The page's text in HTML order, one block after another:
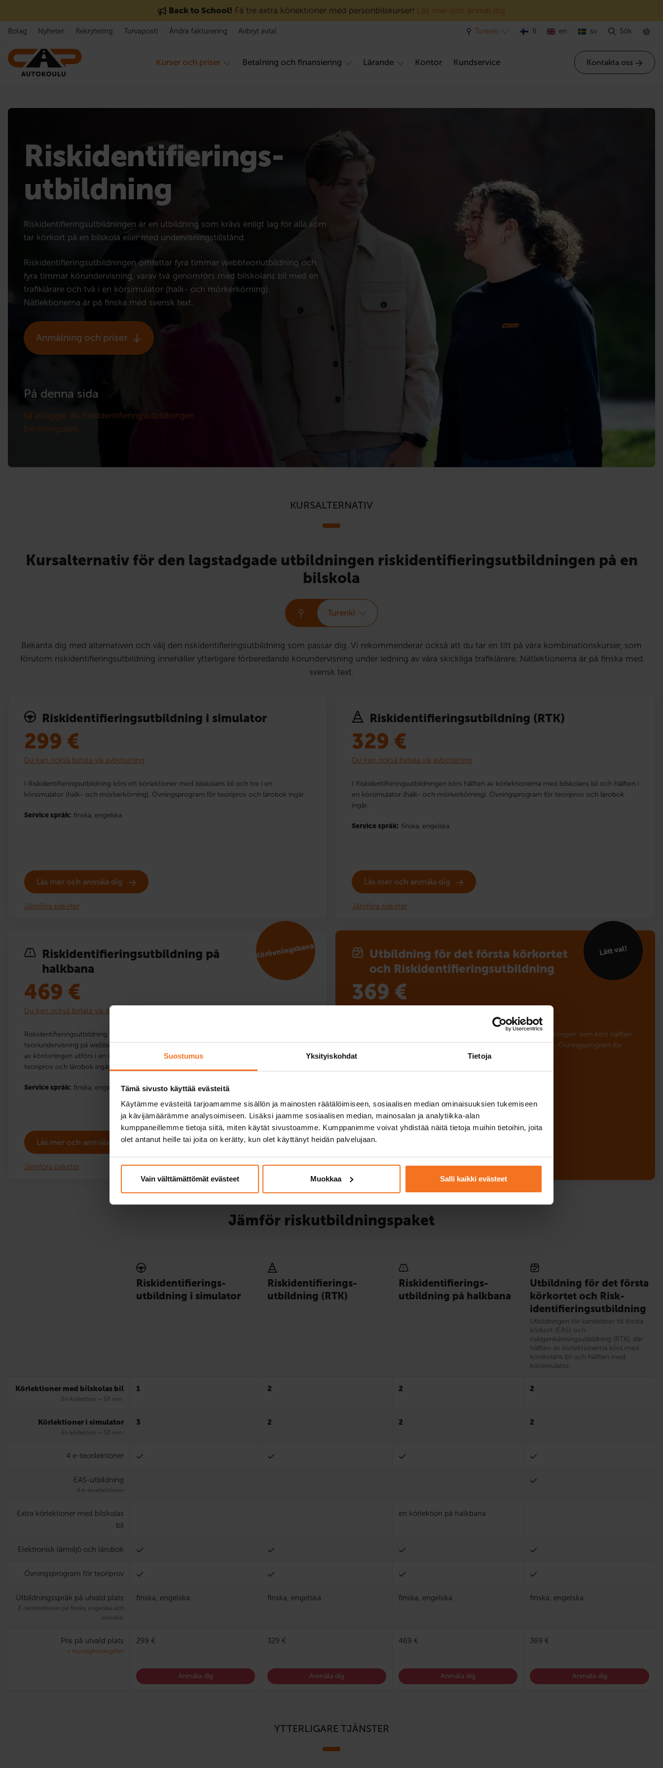
Suostumus Yksityiskohdat Tietoja
Tämä sivusto käyttää evästeitä
Käytämme evästeitä tarjoamamme sisällön ja mainosten räätälöimiseen, sosiaalisen median ominaisuuksien tukemiseen
ja kävijämäärämme analysoimiseen. Lisäksi jaamme sosiaalisen median, mainosalan ja analytiikka-alan
kumppaneillemme tietoja siitä, miten käytät sivustoamme. Kumppanimme voivat yhdistää näitä tietoja muihin tietoihin, joita
olet antanut heille tai joita on kerätty, kun olet käyttänyt heidän palvelujaan.
Vain välttämättömät evästeet Muokkaa Salli kaikki evästeet
Back to School! Få tre extra körlektioner med personbilskurser! Läs mer och anmäl dig
Kurser och priser Betalning och finansiering Lärande Kontor Kundservice Kontakta oss
Bolag Nyheter Rekrytering Turvaposti Ändra fakturering Avbryt avtal Turenki fi en sv Sök
Riskidentifierings­
utbildning
Riskidentifieringsutbildningen är en utbildning som krävs enligt lag för alla som
tar körkort på en bilskola eller med undervisningstillstånd.
Riskidentifieringsutbildningen omfattar fyra timmar webbteoriutbildning och
fyra timmar körundervisning, varav två genomförs med bilskolans bil med en
trafiklärare och två i en körsimulator (halk- och mörkerkörning).
Nätlektionerna är på finska med svensk text.
Anmälning och priser
På denna sida
Så avlägger du Riskidentifieringsutbildningen
Betalningssätt
KURSALTERNATIV
Kursalternativ för den lagstadgade utbildningen riskidentifieringsutbildningen på en
bilskola
Turenki
Bekanta dig med alternativen och välj den riskidentifieringsutbildning som passar dig. Vi rekommenderar också att du tar en titt på våra kombinationskurser, som
förutom riskidentifieringsutbildning innehåller ytterligare förberedande körundervisning under ledning av våra skickliga trafiklärare. Nätlektionerna är på finska med
svensk text.
Risk­identi­fierings­utbildning i simulator
299 €
Du kan också betala via avbetalning
I Riskidentifieringsutbildning körs ett körlektioner med bilskolans bil och tre i en
körsimulator (halk- och mörkerkörning). Övningsprogram för teoriprov och lärobok ingår.
Service språk: finska, engelska
Läs mer och anmäla dig
Jämföra paketer
Risk­identi­fierings­utbildning (RTK)
329 €
Du kan också betala via avbetalning
I Riskidentifieringsutbildningen körs hälften av körlektionerna med bilskolans bil och hälften i
en körsimulator (halk- och mörkerkörning). Övningsprogram för teoriprov och lärobok
ingår.
Service språk: finska, engelska
Läs mer och anmäla dig
Jämföra paketer
Risk­identi­fierings­utbildning på
halkbana
Körövningsbana!
469 €
Du kan också betala via avbetalning
Riskidentifieringsutbildning för elever med undervisningstillstånd kursen omfattar
teoriundervisning på webben samt körövning i en körsimulator samt bilskolans bil. Hälften
av körövningen utförs i en körsimulator och en körlektion på halkbana. Övningsprogram för
teoriprov och lärobok ingår.
Service språk: finska, engelska
Läs mer och anmäla dig
Jämföra paketer
Utbildning för det första körkortet
och Risk­identi­fierings­utbildning
Lätt val!
369 €
Utbildningen för det första körkortet samt Riskidentifieringsutbildningen, som körs hälften
av körlektionerna med bilskolans bil och hälften i en körsimulator. Övningsprogram för
teoriprov och elektronisk lärobok ingår.
Läs mer och anmäla dig
Jämföra paketer
Jämför riskutbildningspaket
Risk­identi­fierings­
utbildning i simulator
Risk­identi­fierings­
utbildning (RTK)
Risk­identi­fierings­
utbildning på halkbana
Utbildning för det första
körkortet och Risk­
identi­fierings­utbildning
Utbildningen för kandidater till första
körkort (EAS) och
riskigenkänningsutbildning (RTK), där
hälften av körlektionerna körs med
körskolans bil och hälften med
körsimulator.
Körlektioner med bilskolas bil
En körlektion = 50 min.
1 2 2 2
Körlektioner i simulator
En körlektion = 50 min.
3 2 2 2
4 e-teorilektioner
EAS-utbildning
4 e-teorilektioner
Extra körlektioner med bilskolas
bil
en körlektion på halkbana
Elektronisk lärmiljö och lärobok
Övningsprogram för teoriprov
Utbildningsspråk på utvald plats
E-teorilektioner på finska, engelska och
svenska.
finska, engelska finska, engelska finska, engelska finska, engelska
Pris på utvald plats
+ myndighetsavgifter
299 € 329 € 469 € 369 €
Anmäla dig Anmäla dig Anmäla dig Anmäla dig
YTTERLIGARE TJÄNSTER